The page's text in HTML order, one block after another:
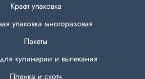
Крафт упаковка
упаковка многоразовая
Пакеты
кулинарии и выпекания
Пленка и скотч